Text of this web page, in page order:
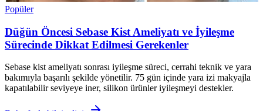
Popüler
Düğün Öncesi Sebase Kist Ameliyatı ve İyileşme
Sürecinde Dikkat Edilmesi Gerekenler
Sebase kist ameliyatı sonrası iyileşme süreci, cerrahi teknik ve yara
bakımıyla başarılı şekilde yönetilir. 75 gün içinde yara izi makyajla
kapatılabilir seviyeye iner, silikon ürünler iyileşmeyi destekler.